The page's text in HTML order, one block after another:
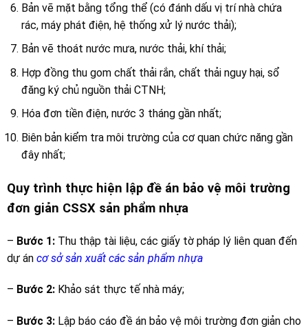
Bản vẽ mặt bằng tổng thể (có đánh dấu vị trí nhà chứa
rác, máy phát điện, hệ thống xử lý nước thải);
Bản vẽ thoát nước mưa, nước thải, khí thải;
Hợp đồng thu gom chất thải rắn, chất thải nguy hại, sổ
đăng ký chủ nguồn thải CTNH;
Hóa đơn tiền điện, nước 3 tháng gần nhất;
Biên bản kiểm tra môi trường của cơ quan chức năng gần
đây nhất;
Quy trình thực hiện lập đề án bảo vệ môi trường
đơn giản CSSX sản phẩm nhựa
– Bước 1:Thu thập tài liệu, các giấy tờ pháp lý liên quan đến
dự án cơ sở sản xuất các sản phẩm nhựa
– Bước 2:Khảo sát thực tế nhà máy;
– Bước 3:Lập báo cáo đề án bảo vệ môi trường đơn giản cho